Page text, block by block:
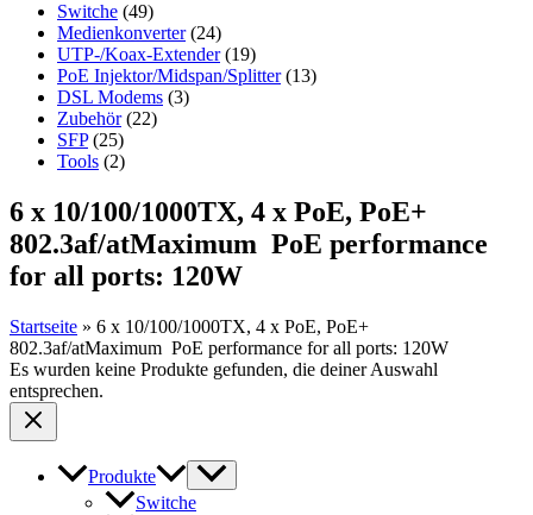
Switche (49)
Medienkonverter (24)
UTP-/Koax-Extender (19)
PoE Injektor/Midspan/Splitter (13)
DSL Modems (3)
Zubehör (22)
SFP (25)
Tools (2)
6 x 10/100/1000TX, 4 x PoE, PoE+
802.3af/atMaximum PoE performance
for all ports: 120W
Startseite » 6 x 10/100/1000TX, 4 x PoE, PoE+
802.3af/atMaximum PoE performance for all ports: 120W
Es wurden keine Produkte gefunden, die deiner Auswahl
entsprechen.
Produkte
Switche